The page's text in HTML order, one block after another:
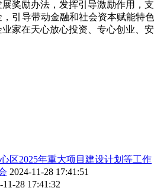
奖励办法，发挥引导激励作用，
引导带动金融和社会资本赋能特
家在天心放心投资、专心创业、
区2025年重大项目建设计划等工作
2024-11-28 17:41:51
11-28 17:41:32